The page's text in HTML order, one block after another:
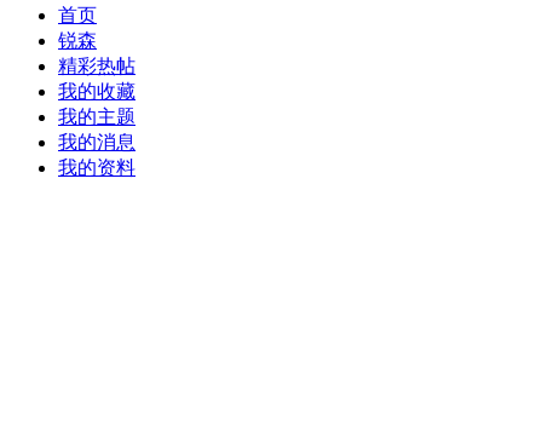
首页
锐森
精彩热帖
我的收藏
我的主题
我的消息
我的资料